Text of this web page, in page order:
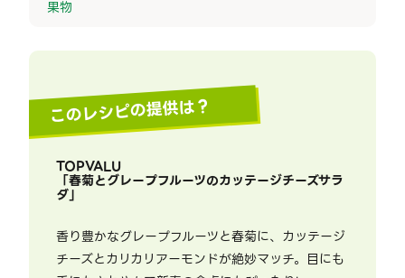
果物
このレシピの提供は？
TOPVALU
「春菊とグレープフルーツのカッテージチーズサラ
ダ」
香り豊かなグレープフルーツと春菊に、カッテージ
チーズとカリカリアーモンドが絶妙マッチ。目にも